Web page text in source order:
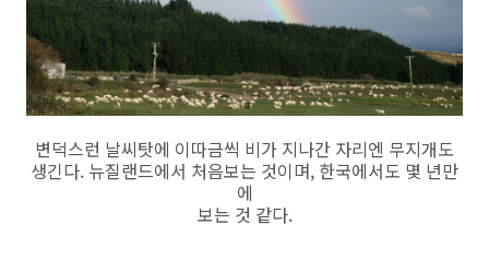
변덕스런 날씨탓에 이따금씩 비가 지나간 자리엔 무지개도
생긴다. 뉴질랜드에서 처음보는 것이며, 한국에서도 몇 년만
에
보는 것 같다.